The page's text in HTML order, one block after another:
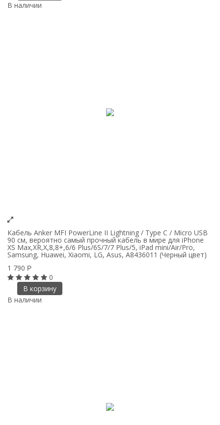
В наличии
Кабель Anker MFI PowerLine II Lightning / Type C / Micro USB
90 см, вероятно самый прочный кабель в мире для iPhone
XS Max,XR,X,8,8+,6/6 Plus/6S/7/7 Plus/5, iPad mini/Air/Pro,
Samsung, Huawei, Xiaomi, LG, Asus, A8436011 (Черный цвет)
1 790 Р
0
В корзину
В наличии